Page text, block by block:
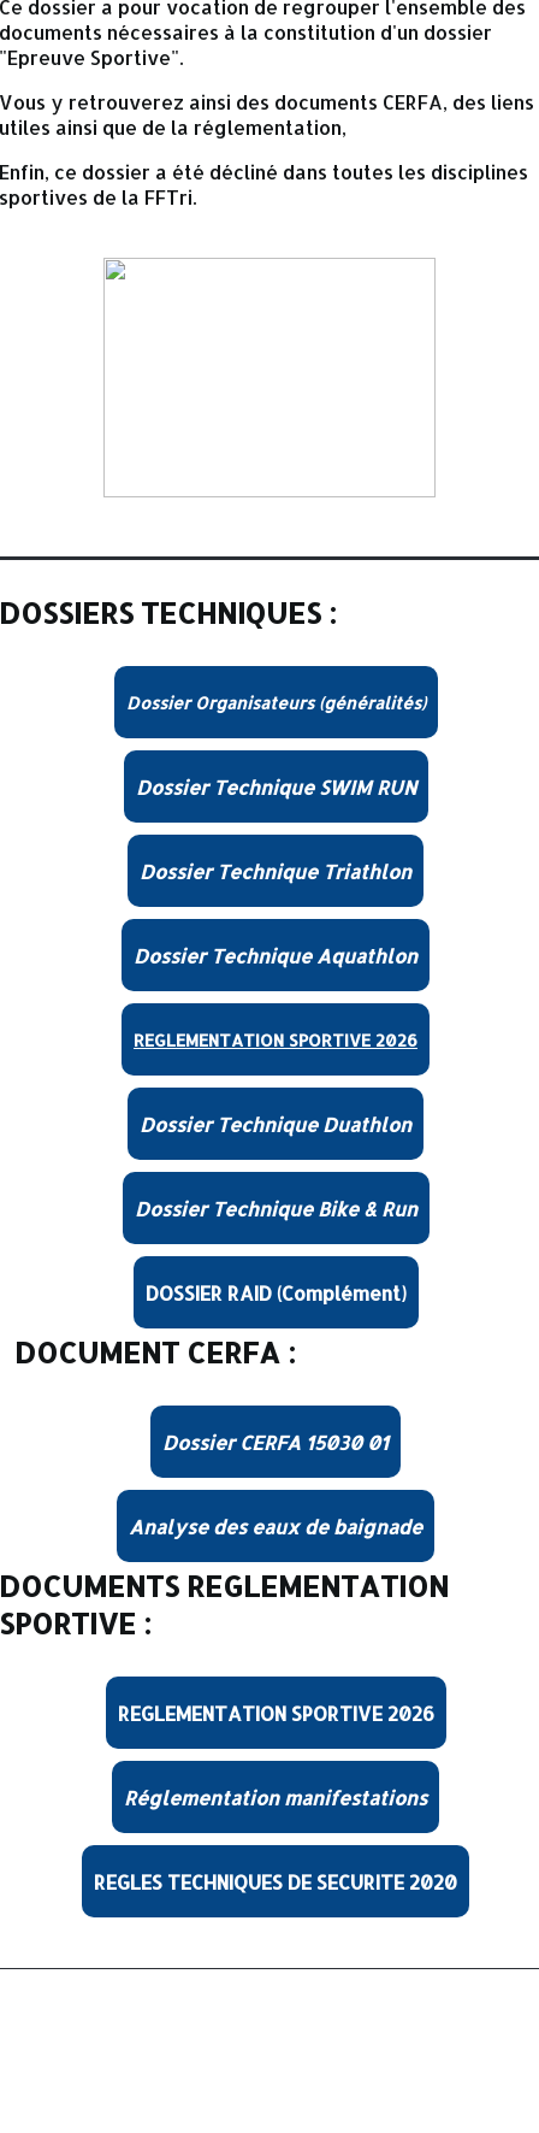
dossier a pour vocation de regrouper l'ensemble des
nécessaires à la constitution d'un dossier
Sportive".
y retrouverez ainsi des documents CERFA, des liens
ainsi que de la réglementation,
ce dossier a été décliné dans toutes les disciplines
de la FFTri.
TECHNIQUES :
Dossier Organisateurs (généralités)
Dossier Technique SWIM RUN
Dossier Technique Triathlon
Dossier Technique Aquathlon
REGLEMENTATION SPORTIVE 2026
Dossier Technique Duathlon
Dossier Technique Bike & Run
DOSSIER RAID (Complément)
DOCUMENT CERFA :
Dossier CERFA 15030 01
Analyse des eaux de baignade
REGLEMENTATION
:
REGLEMENTATION SPORTIVE 2026
Réglementation manifestations
REGLES TECHNIQUES DE SECURITE 2020